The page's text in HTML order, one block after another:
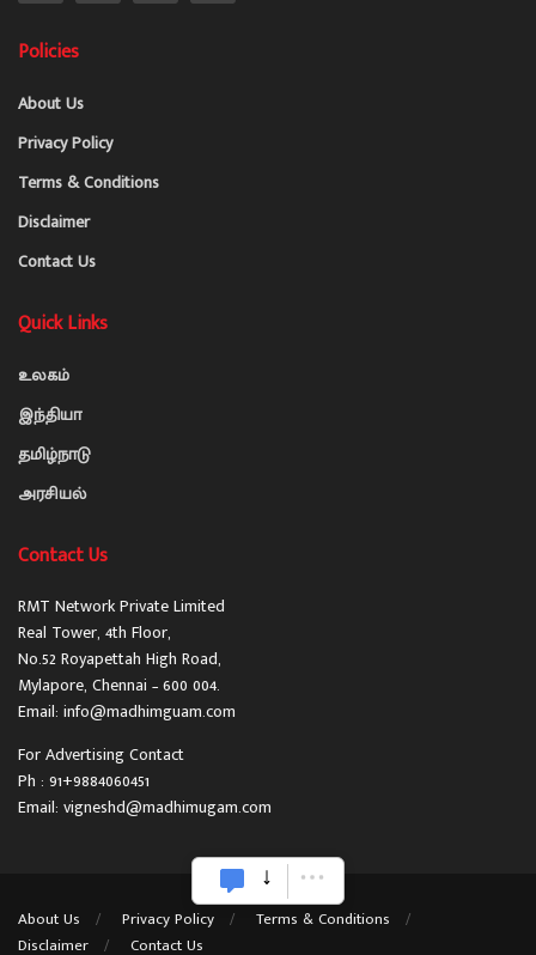
Policies
About Us
Privacy Policy
Terms & Conditions
Disclaimer
Contact Us
Quick Links
உலகம்
இந்தியா
தமிழ்நாடு
அரசியல்
Contact Us
RMT Network Private Limited
Real Tower, 4th Floor,
No.52 Royapettah High Road,
Mylapore, Chennai – 600 004.
Email: info@madhimguam.com
For Advertising Contact
Ph : 91+9884060451
Email: vigneshd@madhimugam.com
About Us Privacy Policy
Terms & Conditions
Disclaimer
Contact Us